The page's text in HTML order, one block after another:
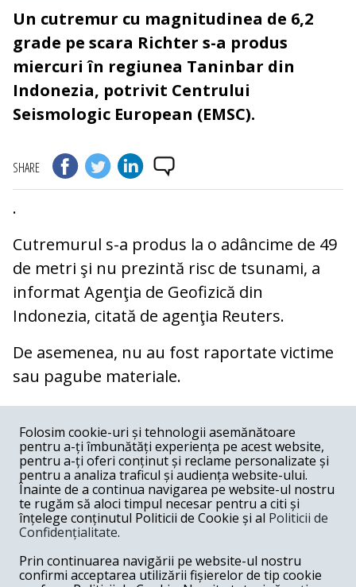
Un cutremur cu magnitudinea de 6,2
grade pe scara Richter s-a produs
miercuri în regiunea Taninbar din
Indonezia, potrivit Centrului
Seismologic European (EMSC).
SHARE
.
Cutremurul s-a produs la o adâncime de 49
de metri şi nu prezintă risc de tsunami, a
informat Agenţia de Geofizică din
Indonezia, citată de agenţia Reuters.
De asemenea, nu au fost raportate victime
sau pagube materiale.
COMENTARII
Nume
Email
Folosim cookie-uri și tehnologii asemănătoare
pentru a-ți îmbunătăți experiența pe acest website,
pentru a-ți oferi conținut și reclame personalizate și
pentru a analiza traficul și audiența website-ului.
Înainte de a continua navigarea pe website-ul nostru
te rugăm să aloci timpul necesar pentru a citi și
înțelege conținutul Politicii de Cookie și al Politicii de
Confidențialitate.
Prin continuarea navigării pe website-ul nostru
confirmi acceptarea utilizării fișierelor de tip cookie